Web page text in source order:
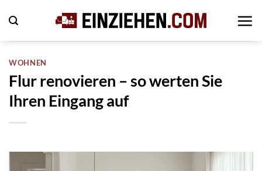
Inhalt
springen
WOHNEN
Flur renovieren – so werten Sie
Ihren Eingang auf